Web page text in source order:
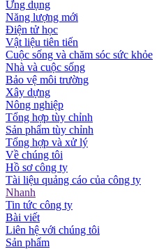
Ứng dụng
Năng lượng mới
Điện tử học
Vật liệu tiên tiến
Cuộc sống và chăm sóc sức khỏe
Nhà và cuộc sống
Bảo vệ môi trường
Xây dựng
Nông nghiệp
Tổng hợp tùy chỉnh
Sản phẩm tùy chỉnh
Tổng hợp và xử lý
Về chúng tôi
Hồ sơ công ty
Tài liệu quảng cáo của công ty
Nhanh
Tin tức công ty
Bài viết
Liên hệ với chúng tôi
Sản phẩm